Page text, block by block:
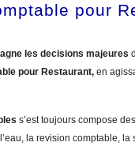
pour
les decisions majeures
pour Restaurant, en
s’est toujours compose
la revision comptable, la